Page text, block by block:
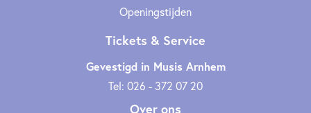
Openingstijden
Tickets & Service
Gevestigd in Musis Arnhem
Tel: 026 - 372 07 20
Over ons